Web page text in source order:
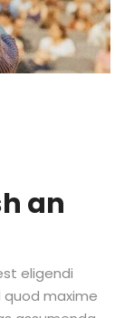
an
eligendi
maxime